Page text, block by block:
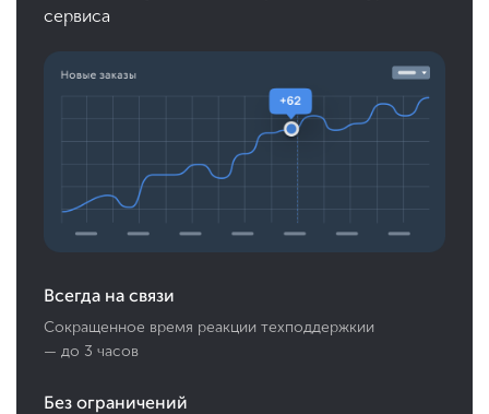
сервиса
Всегда на связи
Сокращенное время реакции техподдержкии
— до 3 часов
Без ограничений